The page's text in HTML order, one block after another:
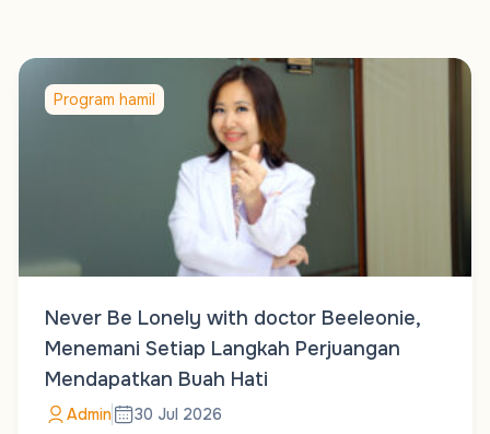
Program hamil
Never Be Lonely with doctor Beeleonie,
Menemani Setiap Langkah Perjuangan
Mendapatkan Buah Hati
Admin 30 Jul 2026